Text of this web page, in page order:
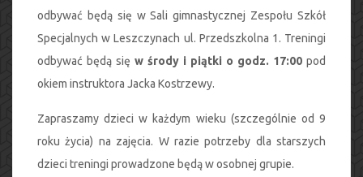
odbywać będą się w Sali gimnastycznej Zespołu Szkół
Specjalnych w Leszczynach ul. Przedszkolna 1. Treningi
odbywać będą się w środy i piątki o godz. 17:00 pod
okiem instruktora Jacka Kostrzewy.
Zapraszamy dzieci w każdym wieku (szczególnie od 9
roku życia) na zajęcia. W razie potrzeby dla starszych
dzieci treningi prowadzone będą w osobnej grupie.